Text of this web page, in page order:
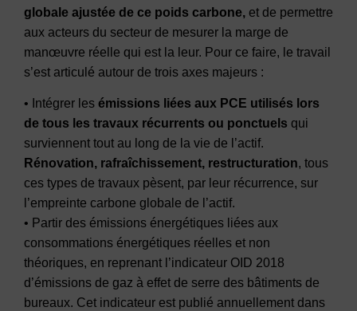
globale ajustée de ce poids carbone, et de permettre
aux acteurs du secteur de mesurer la marge de
manœuvre réelle qui est la leur. Pour ce faire, le travail
s’est articulé autour de trois axes majeurs :
• Intégrer les émissions liées aux PCE utilisés lors
de tous les travaux récurrents ou ponctuels qui
surviennent tout au long de la vie de l’actif.
Rénovation, rafraîchissement, restructuration, tous
ces types de travaux pèsent, par leur récurrence, sur
l’empreinte carbone globale de l’actif.
• Partir des émissions énergétiques liées aux
consommations énergétiques réelles et non
théoriques, en reprenant l’indicateur OID 2018
d’émissions de gaz à effet de serre des bâtiments de
bureaux. Cet indicateur est publié annuellement dans